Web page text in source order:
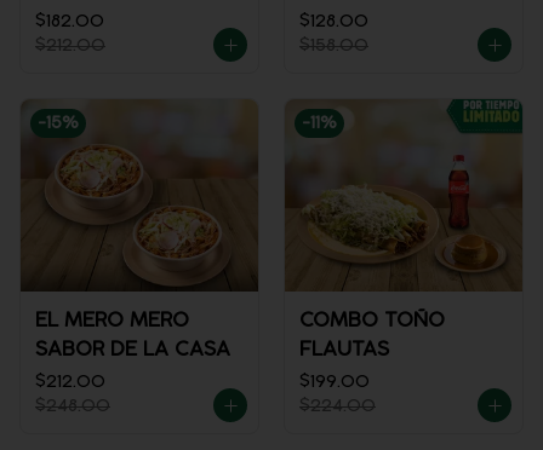
$182.00
$212.00
$128.00
$158.00
-15%
EL MERO MERO
SABOR DE LA CASA
$212.00
$248.00
-11 %
COMBO TOÑO
FLAUTAS
$199.00
$224.00